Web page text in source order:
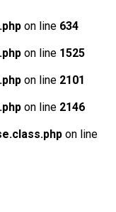
on line 634
on line 1525
on line 2101
on line 2146
on line